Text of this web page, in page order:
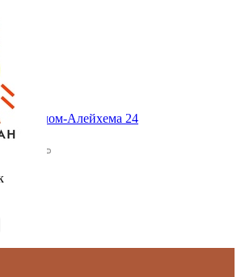
, ул.Шолом-Алейхема 24